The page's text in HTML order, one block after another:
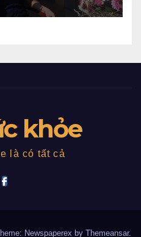
khỏe
là có tất cả
Newspaperex by Themeansar.